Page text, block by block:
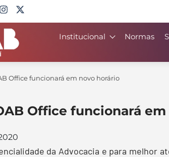
Institucional Normas
Office funcionará em novo horário
Office funcionará
da Advocacia e para melhor